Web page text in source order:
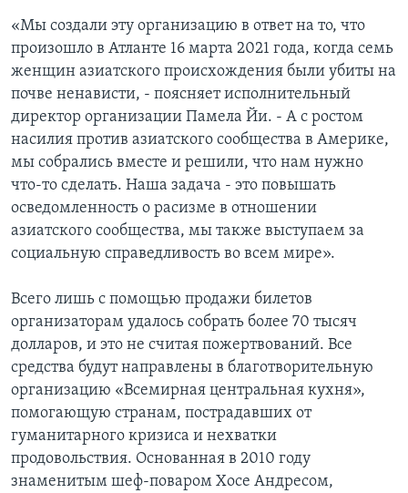
«Мы создали эту организацию в ответ на то, что
произошло в Атланте 16 марта 2021 года, когда семь
женщин азиатского происхождения были убиты на
почве ненависти, - поясняет исполнительный
директор организации Памела Йи. - А с ростом
насилия против азиатского сообщества в Америке,
мы собрались вместе и решили, что нам нужно
что-то cделать. Наша задача - это повышать
осведомленность о расизме в отношении
азиатского сообщества, мы также выступаем за
социальную справедливость во всем мире».
Всего лишь с помощью продажи билетов
организаторам удалось собрать более 70 тысяч
долларов, и это не считая пожертвований. Все
средства будут направлены в благотворительную
организацию «Всемирная центральная кухня»,
помогающую странам, пострадавших от
гуманитарного кризиса и нехватки
продовольствия. Основанная в 2010 году
знаменитым шеф-поваром Хосе Андресом,